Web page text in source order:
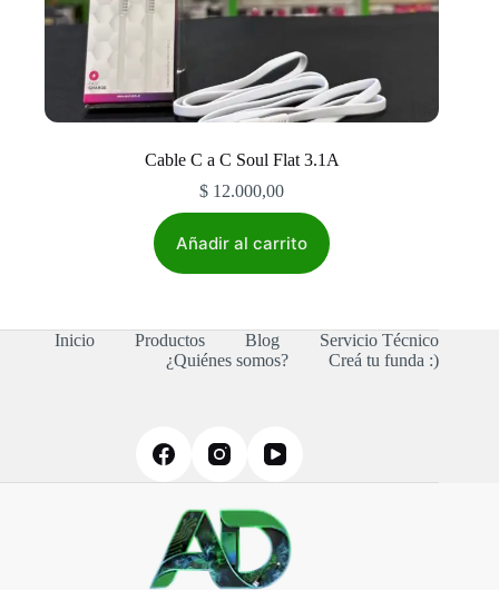
Cable C a C Soul Flat 3.1A
$ 12.000,00
Añadir al carrito
Inicio Productos Blog
Servicio Técnico
¿Quiénes somos?
Creá tu funda :)